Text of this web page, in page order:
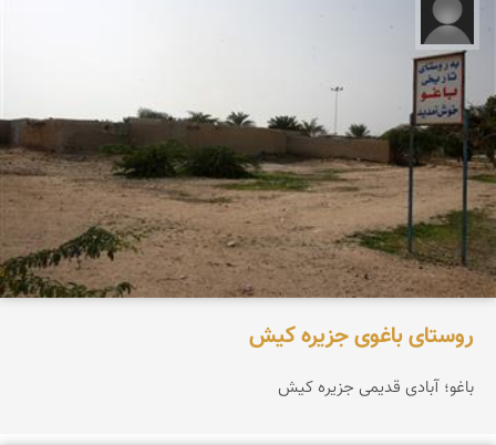
روستای باغوی جزیره کیش
باغو؛ آبادی قدیمی جزیره کیش